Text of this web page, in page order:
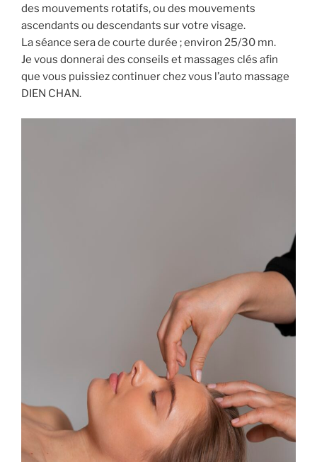
des mouvements rotatifs, ou des mouvements
ascendants ou descendants sur votre visage.
La séance sera de courte durée ; environ 25/30 mn.
Je vous donnerai des conseils et massages clés afin
que vous puissiez continuer chez vous l’auto massage
DIEN CHAN.